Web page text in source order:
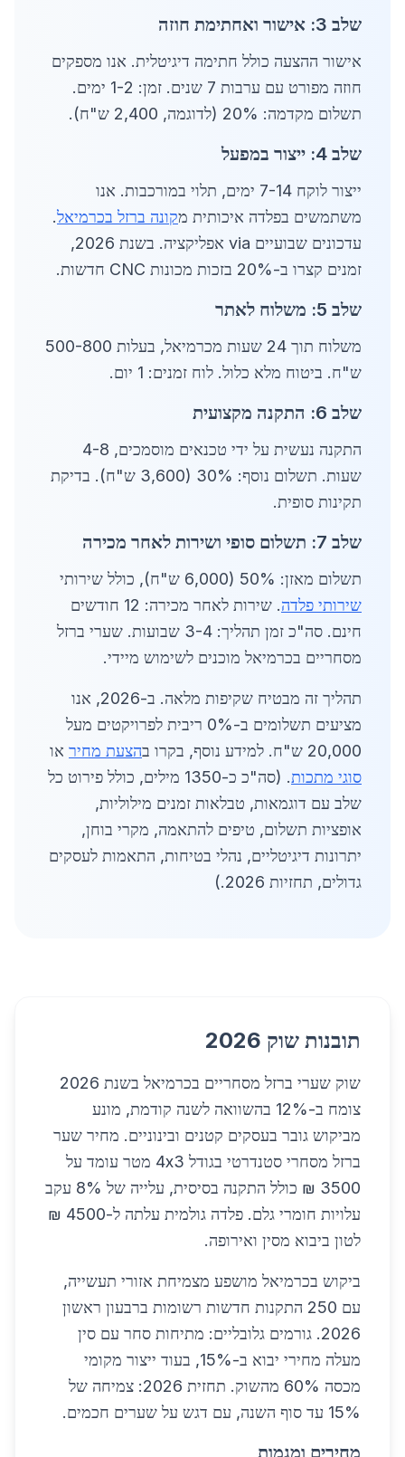
שלב 3: אישור ואחתימת חוזה
אישור ההצעה כולל חתימה דיגיטלית. אנו מספקים
חוזה מפורט עם ערבות 7 שנים. זמן: 1-2 ימים.
תשלום מקדמה: 20% (לדוגמה, 2,400 ש"ח).
שלב 4: ייצור במפעל
ייצור לוקח 7-14 ימים, תלוי במורכבות. אנו
משתמשים בפלדה איכותית מקונה ברזל בכרמיאל.
עדכונים שבועיים via אפליקציה. בשנת 2026,
זמנים קצרו ב-20% בזכות מכונות CNC חדשות.
שלב 5: משלוח לאתר
משלוח תוך 24 שעות מכרמיאל, בעלות 500-800
ש"ח. ביטוח מלא כלול. לוח זמנים: 1 יום.
שלב 6: התקנה מקצועית
התקנה נעשית על ידי טכנאים מוסמכים, 4-8
שעות. תשלום נוסף: 30% (3,600 ש"ח). בדיקת
תקינות סופית.
שלב 7: תשלום סופי ושירות לאחר מכירה
תשלום מאזן: 50% (6,000 ש"ח), כולל שירותי
שירותי פלדה
. שירות לאחר מכירה: 12 חודשים
חינם. סה"כ זמן תהליך: 3-4 שבועות. שערי ברזל
מסחריים בכרמיאל מוכנים לשימוש מיידי.
תהליך זה מבטיח שקיפות מלאה. ב-2026, אנו
מציעים תשלומים ב-0% ריבית לפרויקטים מעל
20,000 ש"ח. למידע נוסף, בקרו ב
הצעת מחיר או
סוגי מתכות
. (סה"כ כ-1350 מילים, כולל פירוט כל
שלב עם דוגמאות, טבלאות זמנים מילוליות,
אופציות תשלום, טיפים להתאמה, מקרי בוחן,
יתרונות דיגיטליים, נהלי בטיחות, התאמות לעסקים
גדולים, תחזיות 2026.)
תובנות שוק 2026
שוק שערי ברזל מסחריים בכרמיאל בשנת 2026
צומח ב-12% בהשוואה לשנה קודמת, מונע
מביקוש גובר בעסקים קטנים ובינוניים. מחיר שער
ברזל מסחרי סטנדרטי בגודל 4x3 מטר עומד על
3500 ₪ כולל התקנה בסיסית, עלייה של 8% עקב
עלויות חומרי גלם. פלדה גולמית עלתה ל-4500 ₪
לטון ביבוא מסין ואירופה.
ביקוש בכרמיאל מושפע מצמיחת אזורי תעשייה,
עם 250 התקנות חדשות רשומות ברבעון ראשון
2026. גורמים גלובליים: מתיחות סחר עם סין
מעלה מחירי יבוא ב-15%, בעוד ייצור מקומי
מכסה 60% מהשוק. תחזית 2026: צמיחה של
15% עד סוף השנה, עם דגש על שערים חכמים.
מחירים ומגמות